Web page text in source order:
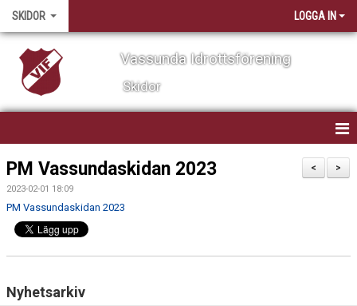
SKIDOR LOGGA IN
Vassunda Idrottsförening
Skidor
HEM
VERKSAMHET
KALENDER
TÄVLING
>
<
PM Vassundaskidan 2023
2023-02-01 18:09
PM Vassundaskidan 2023
Nyhetsarkiv